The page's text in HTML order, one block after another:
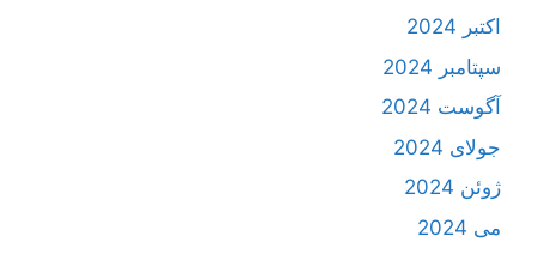
اکتبر 2024
سپتامبر 2024
آگوست 2024
جولای 2024
ژوئن 2024
می 2024